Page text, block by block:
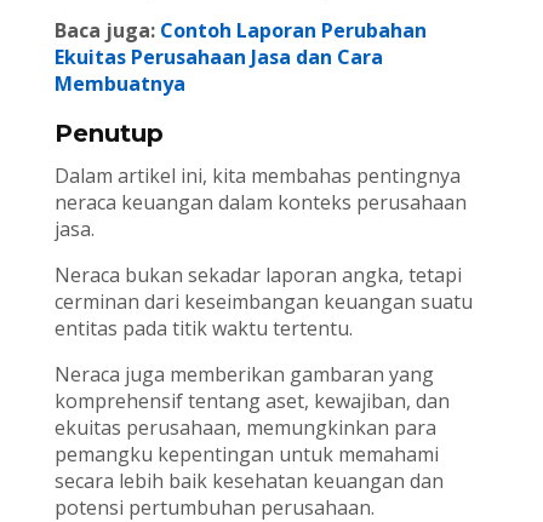
Baca juga: Contoh Laporan Perubahan
Ekuitas Perusahaan Jasa dan Cara
Membuatnya
Penutup
Dalam artikel ini, kita membahas pentingnya
neraca keuangan dalam konteks perusahaan
jasa.
Neraca bukan sekadar laporan angka, tetapi
cerminan dari keseimbangan keuangan suatu
entitas pada titik waktu tertentu.
Neraca juga memberikan gambaran yang
komprehensif tentang aset, kewajiban, dan
ekuitas perusahaan, memungkinkan para
pemangku kepentingan untuk memahami
secara lebih baik kesehatan keuangan dan
potensi pertumbuhan perusahaan.